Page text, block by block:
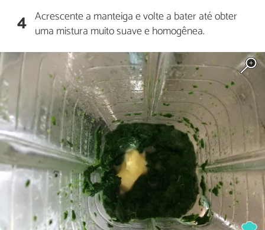
4 Acrescente a manteiga e volte a bater até obter
uma mistura muito suave e homogênea.